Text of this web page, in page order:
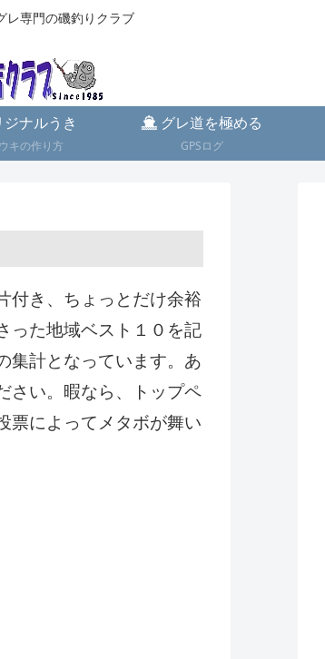
レ専門の磯釣りクラブ
ナルうき
キの作り方
グレ道を極める
GPSログ
付き、ちょっとだけ余裕
った地域ベスト１０を記
集計となっています。あ
さい。暇なら、トップペ
票によってメタボが舞い